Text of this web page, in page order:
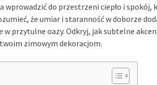
do przestrzeni ciepło i spokój,
że umiar i staranność w doborze
przytulne oazy. Odkryj, jak subtelne
zimowym dekoracjom.